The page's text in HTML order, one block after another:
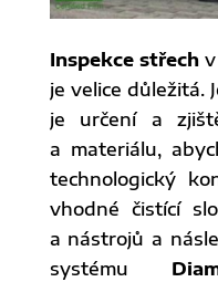
Inspekce střechv
je velice důležitá.
je určení a
a materiálu,
technologický
vhodné čistící
a nástrojů a
systému